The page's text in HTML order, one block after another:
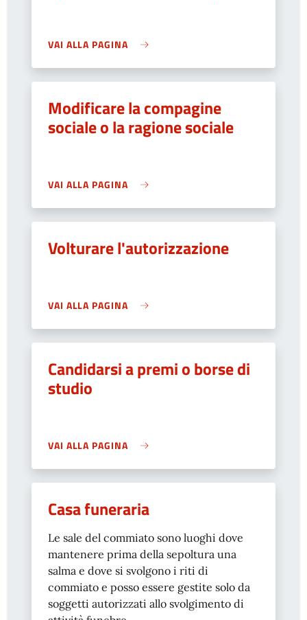
VAI ALLA PAGINA
Modificare la compagine
sociale o la ragione sociale
VAI ALLA PAGINA
Volturare l'autorizzazione
VAI ALLA PAGINA
Candidarsi a premi o borse di
studio
VAI ALLA PAGINA
Casa funeraria
Le sale del commiato sono luoghi dove
mantenere prima della sepoltura una
salma e dove si svolgono i riti di
commiato e posso essere gestite solo da
soggetti autorizzati allo svolgimento di